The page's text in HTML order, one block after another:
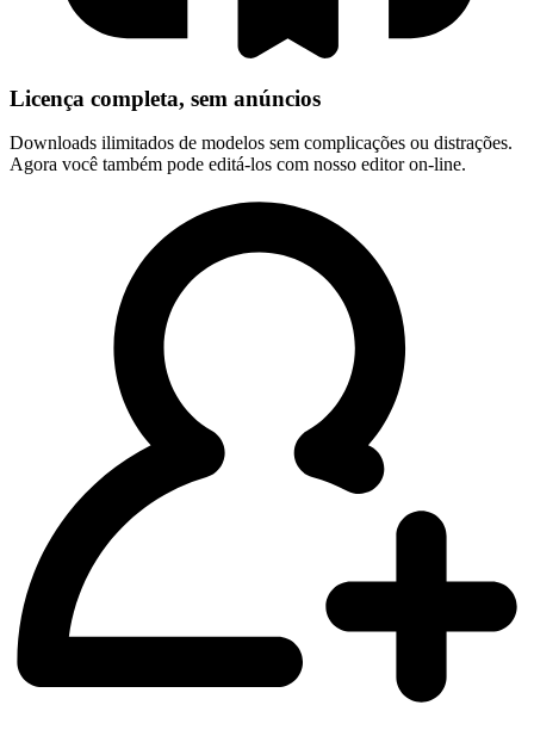
Licença completa, sem anúncios
Downloads ilimitados de modelos sem complicações ou distrações.
Agora você também pode editá-los com nosso editor on-line.